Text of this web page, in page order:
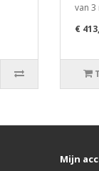
van 3
€
Mijn